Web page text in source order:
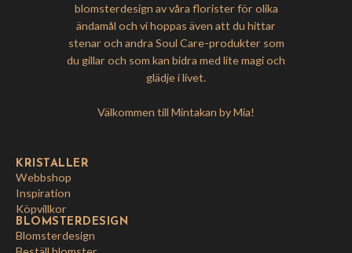
blomsterdesign av våra florister för olika
ändamål och vi hoppas även att du hittar
stenar och andra Soul Care-produkter som
du gillar och som kan bidra med lite magi och
glädje i livet.
Välkommen till Mintakan by Mia!
KRISTALLER
Webbshop
Inspiration
Köpvillkor
BLOMSTERDESIGN
Blomsterdesign